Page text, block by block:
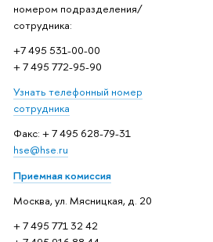
номером подразделения/
сотрудника:
+7 495 531-00-00
+ 7 495 772-95-90
Узнать телефонный номер
сотрудника
Факс: + 7 495 628-79-31
hse@hse.ru
Приемная комиссия
Москва, ул. Мясницкая, д. 20
+ 7 495 771 32 42